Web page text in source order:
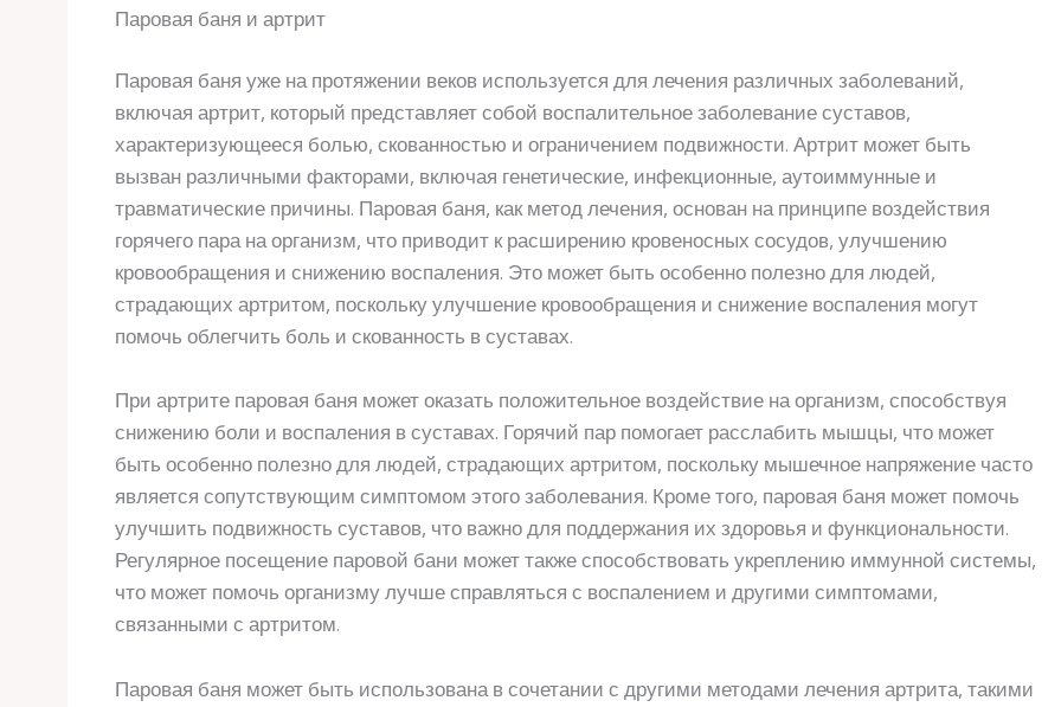
Паровая баня и артрит
Паровая баня уже на протяжении веков используется для лечения различных заболеваний,
включая артрит, который представляет собой воспалительное заболевание суставов,
характеризующееся болью, скованностью и ограничением подвижности. Артрит может быть
вызван различными факторами, включая генетические, инфекционные, аутоиммунные и
травматические причины. Паровая баня, как метод лечения, основан на принципе воздействия
горячего пара на организм, что приводит к расширению кровеносных сосудов, улучшению
кровообращения и снижению воспаления. Это может быть особенно полезно для людей,
страдающих артритом, поскольку улучшение кровообращения и снижение воспаления могут
помочь облегчить боль и скованность в суставах.
При артрите паровая баня может оказать положительное воздействие на организм, способствуя
снижению боли и воспаления в суставах. Горячий пар помогает расслабить мышцы, что может
быть особенно полезно для людей, страдающих артритом, поскольку мышечное напряжение часто
является сопутствующим симптомом этого заболевания. Кроме того, паровая баня может помочь
улучшить подвижность суставов, что важно для поддержания их здоровья и функциональности.
Регулярное посещение паровой бани может также способствовать укреплению иммунной системы,
что может помочь организму лучше справляться с воспалением и другими симптомами,
связанными с артритом.
Паровая баня может быть использована в сочетании с другими методами лечения артрита, такими